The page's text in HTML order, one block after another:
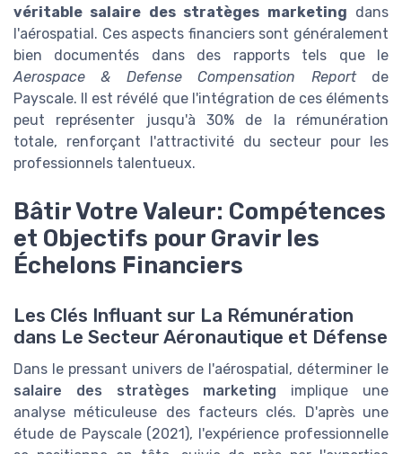
véritable salaire des stratèges marketing dans
l'aérospatial. Ces aspects financiers sont généralement
bien documentés dans des rapports tels que le
Aerospace & Defense Compensation Reportde
Payscale. Il est révélé que l'intégration de ces éléments
peut représenter jusqu'à 30% de la rémunération
totale, renforçant l'attractivité du secteur pour les
professionnels talentueux.
Bâtir Votre Valeur: Compétences
et Objectifs pour Gravir les
Échelons Financiers
Les Clés Influant sur La Rémunération
dans Le Secteur Aéronautique et Défense
Dans le pressant univers de l'aérospatial, déterminer le
salaire des stratèges marketing implique une
analyse méticuleuse des facteurs clés. D'après une
étude de Payscale (2021), l'expérience professionnelle